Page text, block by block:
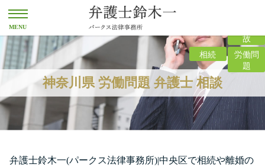
神奈川県 労働問題 弁護士 相談
故
相続
労働問
題
弁護士鈴木一(パークス法律事務所)|中央区で相続や離婚の